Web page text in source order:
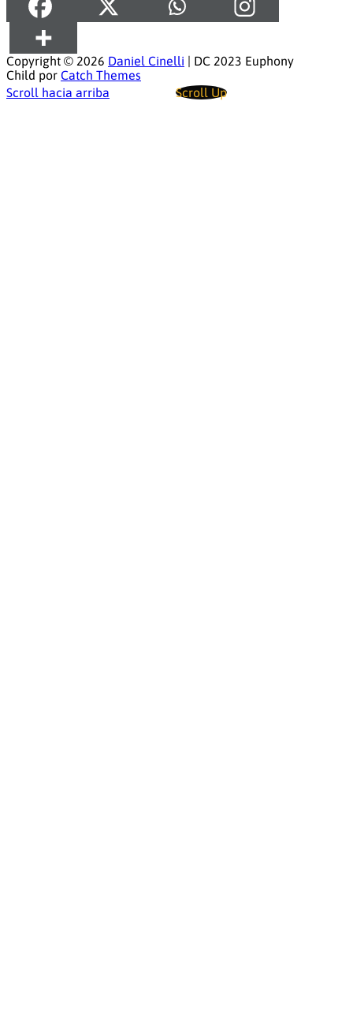
Copyright © 2026 Daniel Cinelli | DC 2023 Euphony
Child por Catch Themes
Scroll hacia arriba
Scroll Up